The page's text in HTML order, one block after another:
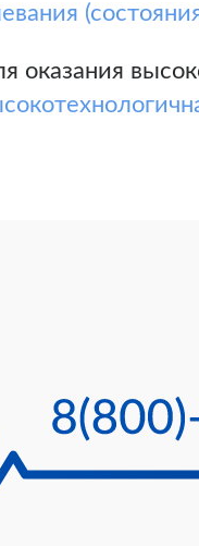
оказания